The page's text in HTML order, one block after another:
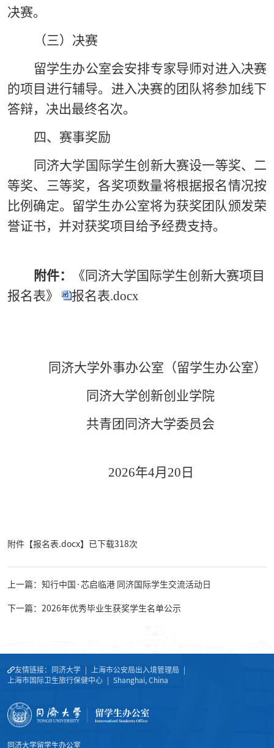
决赛。
（三）决赛
留学生办公室会安排专家导师对进入决赛
的项目进行辅导。进入决赛的团队将参加线下
答辩，决出最终名次。
四、 赛事奖励
同济大学国际学生创新大赛设一等奖、二
等奖、三等奖，各奖项数量将根据报名情况按
比例确定。留学生办公室将为获奖团队颁发荣
誉证书，并对获奖项目给予经费支持。
附件：
《同济大学国际学生创新大赛项目
报名表》
报名表.docx
同济大学外事办公室（留学生办公室）
同济大学创新创业学院
共青团同济大学委员会
2026年4月20日
附件【报名表.docx】已下载318次
上一篇：知行中国·芯启临港 同济国际学生交流活动日
下一篇：2026年优秀毕业生获奖学生名单公示
友情链接： 同济大学 上海市公安局出入境管理局
上海市国际卫生旅行保健中心
Shanghai, China
同济大学留学生办公室